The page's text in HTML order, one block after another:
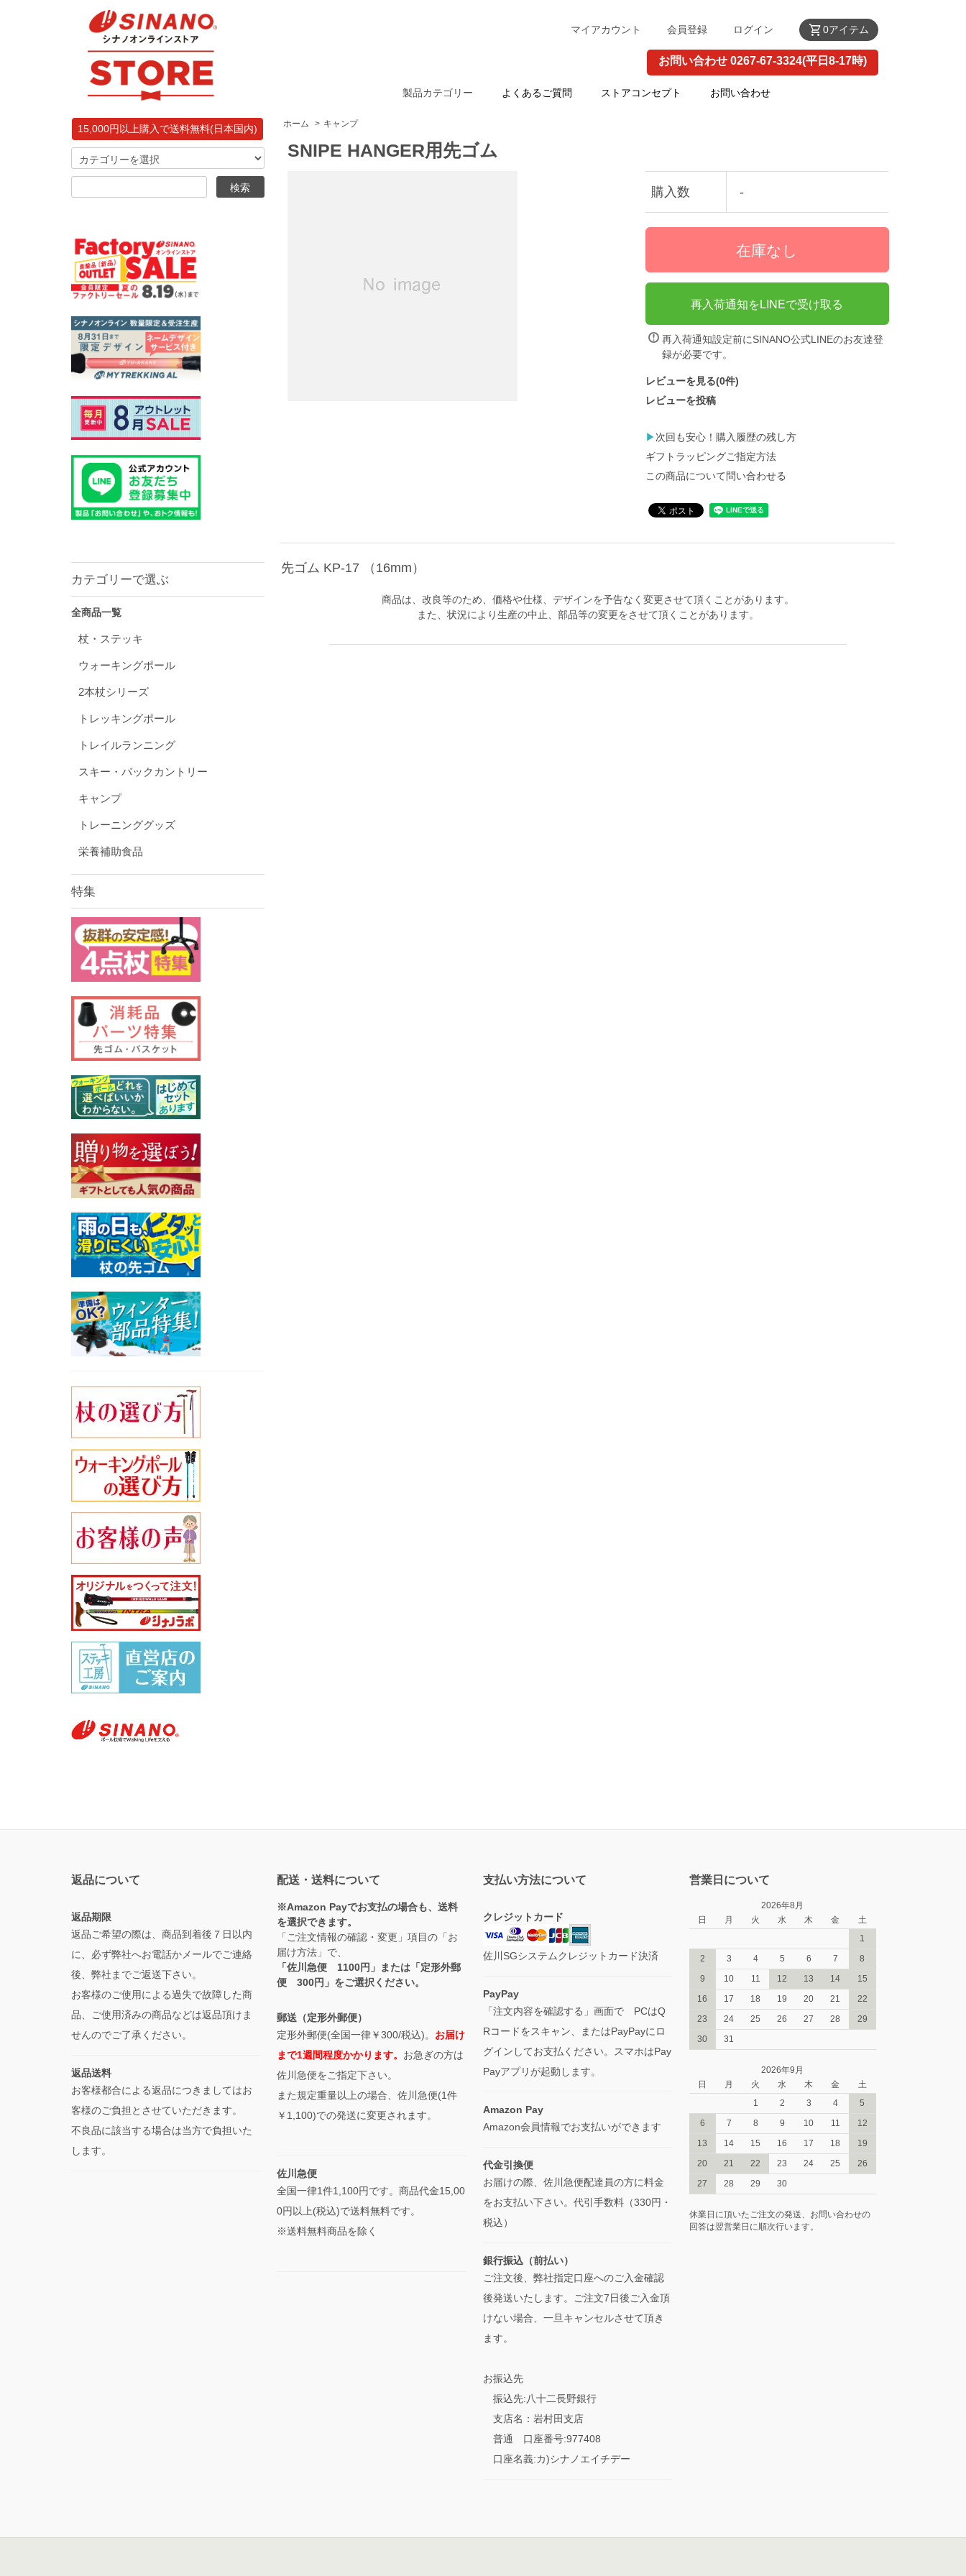
shopping_cart0アイテム
マイアカウント 会員登録 ログイン
お問い合わせ 0267-67-3324(平日8-17時)
製品カテゴリー よくあるご質問 ストアコンセプト お問い合わせ
ホーム > キャンプ
SNIPE HANGER用先ゴム
購入数 -
再入荷通知をLINEで受け取る
再入荷通知設定前にSINANO公式LINEのお友達登
録が必要です。
レビューを見る(0件)
レビューを投稿
▶ 次回も安心！購入履歴の残し方
ギフトラッピングご指定方法
この商品について問い合わせる
先ゴム KP-17 （16mm）
商品は、改良等のため、価格や仕様、デザインを予告なく変更させて頂くことがあります。
また、状況により生産の中止、部品等の変更をさせて頂くことがあります。
15,000円以上購入で送料無料(日本国内)
カテゴリーで選ぶ
全商品一覧
杖・ステッキ
ウォーキングポール
2本杖シリーズ
トレッキングポール
トレイルランニング
スキー・バックカントリー
キャンプ
トレーニンググッズ
栄養補助食品
特集
返品について
返品期限
返品ご希望の際は、商品到着後７日以内
に、必ず弊社へお電話かメールでご連絡
後、弊社までご返送下さい。
お客様のご使用による過失で故障した商
品、ご使用済みの商品などは返品頂けま
せんのでご了承ください。
返品送料
お客様都合による返品につきましてはお
客様のご負担とさせていただきます。
不良品に該当する場合は当方で負担いた
します。
配送・送料について
※Amazon Payでお支払の場合も、送料
を選択できます。
「ご注文情報の確認・変更」項目の「お
届け方法」で、
「佐川急便 1100円」または「定形外郵
便 300円」をご選択ください。
郵送（定形外郵便）
定形外郵便(全国一律￥300/税込)。 お届け
まで1週間程度かかります。 お急ぎの方は
佐川急便をご指定下さい。
また規定重量以上の場合、佐川急便(1件
￥1,100)での発送に変更されます。
佐川急便
全国一律1件1,100円です。商品代金15,00
0円以上(税込)で送料無料です。
※送料無料商品を除く
支払い方法について
クレジットカード
佐川SGシステムクレジットカード決済
PayPay
「注文内容を確認する」画面で PCはQ
Rコードをスキャン、またはPayPayにロ
グインしてお支払ください。スマホはPay
Payアプリが起動します。
Amazon Pay
Amazon会員情報でお支払いができます
代金引換便
お届けの際、佐川急便配達員の方に料金
をお支払い下さい。代引手数料（330円・
税込）
銀行振込（前払い）
ご注文後、弊社指定口座へのご入金確認
後発送いたします。ご注文7日後ご入金頂
けない場合、一旦キャンセルさせて頂き
ます。
お振込先
振込先:八十二長野銀行
支店名：岩村田支店
普通 口座番号:977408
口座名義:カ)シナノエイチデー
営業日について
2026年8月
日
月 火 水 木 金
土
1
2
3 4 5 6 7
8
9
10 11 12 13 14
15
16
17 18 19 20 21
22
23
24 25 26 27 28
29
30
31
2026年9月
日
月 火 水 木 金
土
1
2 3 4
5
6
7 8 9 10 11
12
13
14 15 16 17 18
19
20
21 22 23 24 25
26
27
28 29 30
休業日に頂いたご注文の発送、お問い合わせの
回答は翌営業日に順次行います。